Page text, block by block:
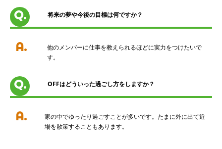
Q. 将来の夢や今後の目標は何ですか？
A.
他のメンバーに仕事を教えられるほどに実力をつけたいで
す。
Q. OFFはどういった過ごし方をしますか？
A.
家の中でゆったり過ごすことが多いです。たまに外に出て近
場を散策することもあります。